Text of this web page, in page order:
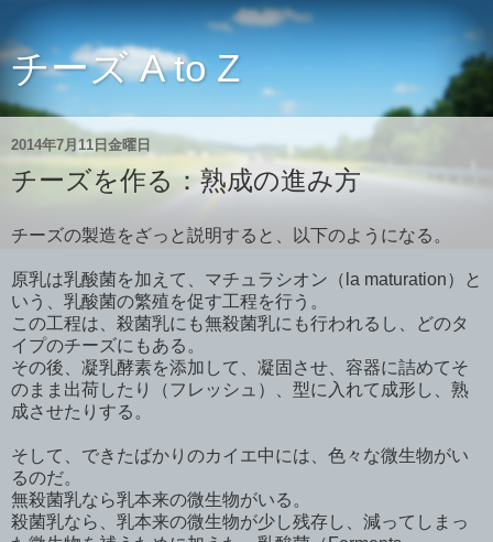
チーズ A to Z
2014年7月11日金曜日
チーズを作る：熟成の進み方
チーズの製造をざっと説明すると、以下のようになる。
原乳は乳酸菌を加えて、マチュラシオン（la maturation）と
いう、乳酸菌の繁殖を促す工程を行う。
この工程は、殺菌乳にも無殺菌乳にも行われるし、どのタ
イプのチーズにもある。
その後、凝乳酵素を添加して、凝固させ、容器に詰めてそ
のまま出荷したり（フレッシュ）、型に入れて成形し、熟
成させたりする。
そして、できたばかりのカイエ中には、色々な微生物がい
るのだ。
無殺菌乳なら乳本来の微生物がいる。
殺菌乳なら、乳本来の微生物が少し残存し、減ってしまっ